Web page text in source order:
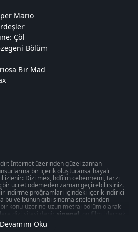
Mario
Çöl
Bölüm
Bir Mad
İnternet üzerinden güzel zaman
bir içerik oluşturansa hayali
izlenir: Dizi mex, hdfilm cehennemi, tarzı
ücret ödemeden zaman geçirebilirsiniz.
indirme proğramları içindeki içerik indirici
bu ve bunun gibi sinema sitelerinden
konu üzerine uzun metraj bölüm olarak
dizi sitesi denir. sinepal' on film izlemek
olabilecek 1080p kalitede aksiyon, macera
gibi ziyaretinizi nasıl değerlendirdiğinizi
Devamını Oku